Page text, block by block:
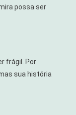
possa ser
frágil. Por
sua história